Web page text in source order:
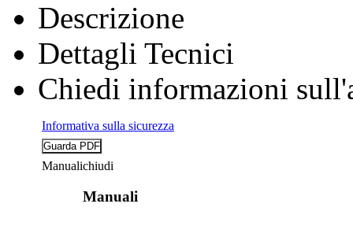
Descrizione
Dettagli Tecnici
Chiedi informazioni
Informativa sulla sicurezza
Manualichiudi
Manuali